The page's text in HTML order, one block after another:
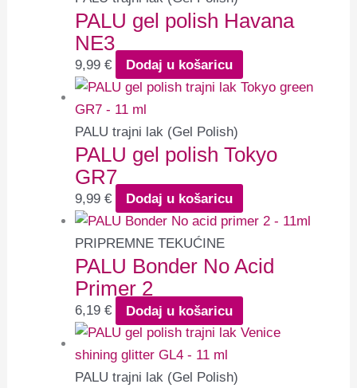
PALU gel polish Havana
NE3
9,99€ Dodaj u košaricu
PALU trajni lak (Gel Polish)
PALU gel polish Tokyo
GR7
9,99€ Dodaj u košaricu
PRIPREMNE TEKUĆINE
PALU Bonder No Acid
Primer 2
6,19€ Dodaj u košaricu
PALU trajni lak (Gel Polish)